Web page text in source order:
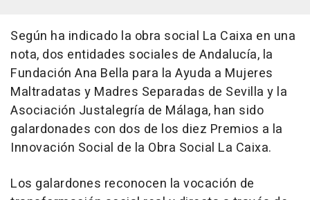
Según ha indicado la obra social La Caixa en una
nota, dos entidades sociales de Andalucía, la
Fundación Ana Bella para la Ayuda a Mujeres
Maltradatas y Madres Separadas de Sevilla y la
Asociación Justalegría de Málaga, han sido
galardonades con dos de los diez Premios a la
Innovación Social de la Obra Social La Caixa.
Los galardones reconocen la vocación de